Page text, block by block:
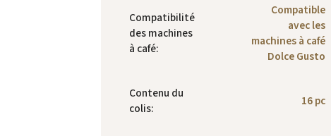
Compatibilité
des machines
à café:
Compatible
avec les
machines à café
Dolce Gusto
Contenu du
colis: 16 pc